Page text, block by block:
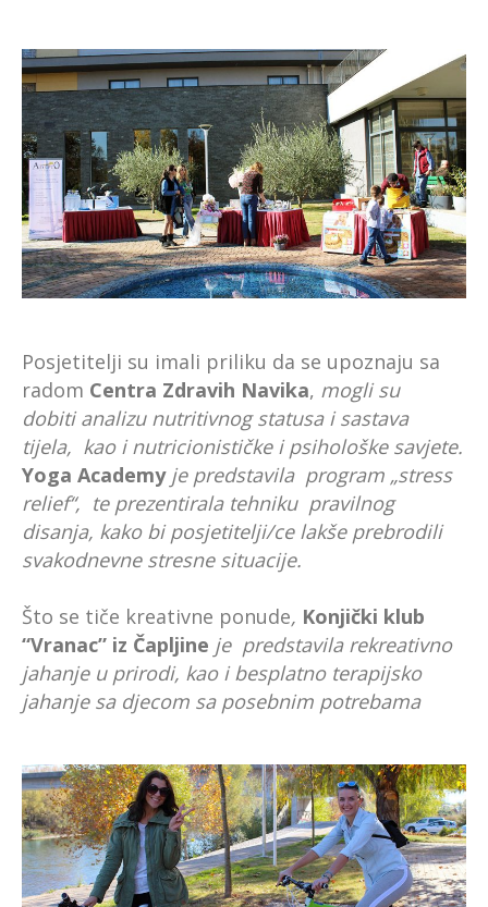
Posjetitelji su imali priliku da se upoznaju sa
radom Centra Zdravih Navika, mogli su
dobiti analizu nutritivnog statusa i sastava
tijela, kao i nutricionističke i psihološke savjete.
Yoga Academy je predstavila program „stress
relief“, te prezentirala tehniku pravilnog
disanja, kako bi posjetitelji/ce lakše prebrodili
svakodnevne stresne situacije.
Što se tiče kreativne ponude, Konjički klub
“Vranac” iz Čapljine je predstavila rekreativno
jahanje u prirodi, kao i besplatno terapijsko
jahanje sa djecom sa posebnim potrebama